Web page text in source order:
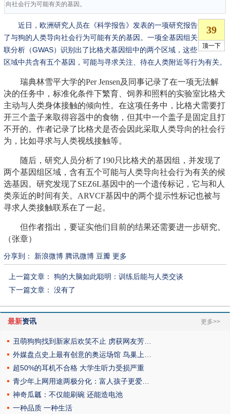
向社会行为可能有关的基因。
近日，欧洲研究人员在《科学报告》发表的一项研究报告
了与狗的人类导向社会行为可能有关的基因。一项全基因组关
联分析（GWAS）识别出了比格犬基因组中的两个区域，这些
区域中共含有五个基因，可能与寻求关注、待在人类附近等行为有关。
瑞典林雪平大学的Per Jensen及同事记录了在一项无法解
决的任务中，标准化条件下繁育、饲养和照料的实验室比格犬
主动与人类身体接触的倾向性。在这项任务中，比格犬需要打
开三个盖子来取得容器中的食物，但其中一个盖子是固定且打
不开的。作者记录了比格犬是否会因此采取人类导向的社会行
为，比如寻求与人类视线接触等。
随后，研究人员分析了190只比格犬的基因组，并发现了
两个基因组区域，含有五个可能与人类导向社会行为有关的候
选基因。研究发现了SEZ6L基因中的一个遗传标记，它与和人
类亲近的时间有关。ARVCF基因中的两个提示性标记也被与
寻求人类接触联系在了一起。
但作者指出，要证实他们目前的结果还需要进一步研究。
（张章）
分享到： 新浪微博 腾讯微博 豆瓣 更多
上一篇文章： 狗的大脑如此聪明：训练后能与人类交谈
下一篇文章： 没有了
最新资讯 更多>>
丑萌狗狗找到新家后欢笑不止 虏获网友芳…
外媒盘点史上最有创意的奥运场馆 鸟巢上…
超50%的耳机不合格 大学生听力受损严重
青少年上网用途两极分化：富人孩子更爱…
神奇瓜瓤：不仅能刷碗 还能造电池
一种品质 一种生活